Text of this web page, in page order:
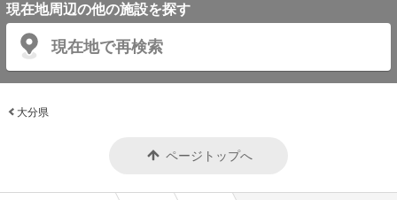
現在地周辺の他の施設を探す
現在地で再検索
大分県
ページトップへ